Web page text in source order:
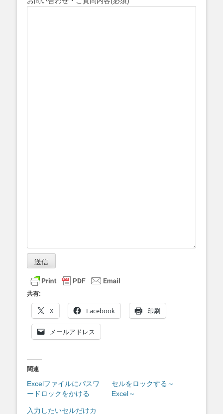
送信
共有:
X Facebook 印刷
メールアドレス
関連
Excelファイルにパスワ
ードロックをかける
セルをロックする～
Excel～
入力したいセルだけカ